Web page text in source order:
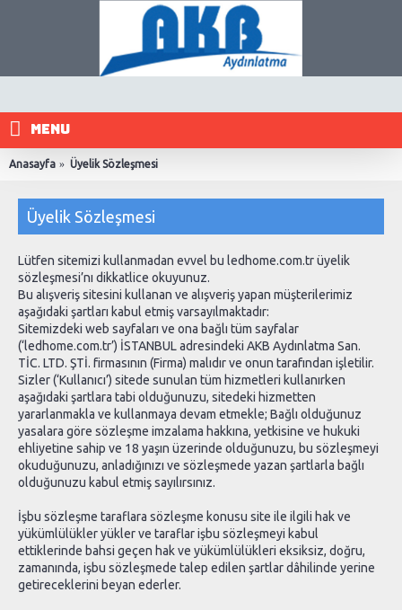
MENU
Anasayfa Üyelik Sözleşmesi
Üyelik Sözleşmesi
Lütfen sitemizi kullanmadan evvel bu ledhome.com.tr üyelik
sözleşmesi’nı dikkatlice okuyunuz.
Bu alışveriş sitesini kullanan ve alışveriş yapan müşterilerimiz
aşağıdaki şartları kabul etmiş varsayılmaktadır:
Sitemizdeki web sayfaları ve ona bağlı tüm sayfalar
(‘ledhome.com.tr’) İSTANBUL adresindeki AKB Aydınlatma San.
TİC. LTD. ŞTİ. firmasının (Firma) malıdır ve onun tarafından işletilir.
Sizler (‘Kullanıcı’) sitede sunulan tüm hizmetleri kullanırken
aşağıdaki şartlara tabi olduğunuzu, sitedeki hizmetten
yararlanmakla ve kullanmaya devam etmekle; Bağlı olduğunuz
yasalara göre sözleşme imzalama hakkına, yetkisine ve hukuki
ehliyetine sahip ve 18 yaşın üzerinde olduğunuzu, bu sözleşmeyi
okuduğunuzu, anladığınızı ve sözleşmede yazan şartlarla bağlı
olduğunuzu kabul etmiş sayılırsınız.
İşbu sözleşme taraflara sözleşme konusu site ile ilgili hak ve
yükümlülükler yükler ve taraflar işbu sözleşmeyi kabul
ettiklerinde bahsi geçen hak ve yükümlülükleri eksiksiz, doğru,
zamanında, işbu sözleşmede talep edilen şartlar dâhilinde yerine
getireceklerini beyan ederler.